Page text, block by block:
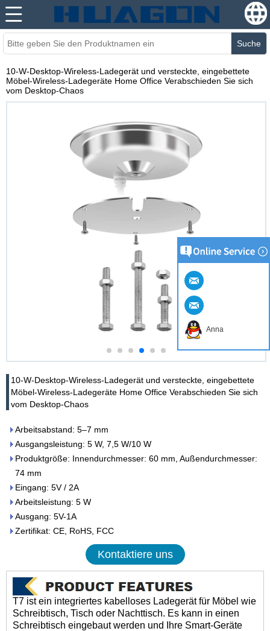
Suche
10-W-Desktop-Wireless-Ladegerät und versteckte, eingebettete
Möbel-Wireless-Ladegeräte Home Office Verabschieden Sie sich
vom Desktop-Chaos
10-W-Desktop-Wireless-Ladegerät und versteckte, eingebettete
Möbel-Wireless-Ladegeräte Home Office Verabschieden Sie sich
vom Desktop-Chaos
Arbeitsabstand: 5–7 mm
Ausgangsleistung: 5 W, 7,5 W/10 W
Produktgröße: Innendurchmesser: 60 mm, Außendurchmesser:
74 mm
Eingang: 5V / 2A
Arbeitsleistung: 5 W
Ausgang: 5V-1A
Zertifikat: CE, RoHS, FCC
Kontaktiere uns
T7 ist ein integriertes kabelloses Ladegerät für Möbel wie
Schreibtisch, Tisch oder Nachttisch. Es kann in einen
Schreibtisch eingebaut werden und Ihre Smart-Geräte
Anna